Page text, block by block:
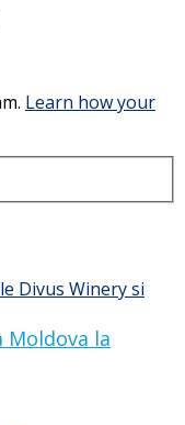
Learn how your
Moldova la